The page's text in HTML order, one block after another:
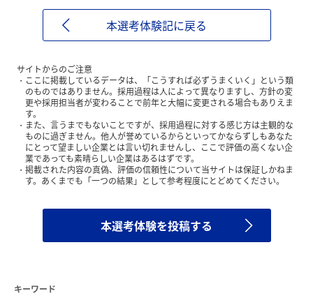
本選考体験記に戻る
サイトからのご注意
ここに掲載しているデータは、「こうすれば必ずうまくいく」という類
のものではありません。採用過程は人によって異なりますし、方針の変
更や採用担当者が変わることで前年と大幅に変更される場合もありえま
す。
また、言うまでもないことですが、採用過程に対する感じ方は主観的な
ものに過ぎません。他人が誉めているからといってかならずしもあなた
にとって望ましい企業とは言い切れませんし、ここで評価の高くない企
業であっても素晴らしい企業はあるはずです。
掲載された内容の真偽、評価の信頼性について当サイトは保証しかねま
す。あくまでも「一つの結果」として参考程度にとどめてください。
本選考体験を投稿する
キーワード